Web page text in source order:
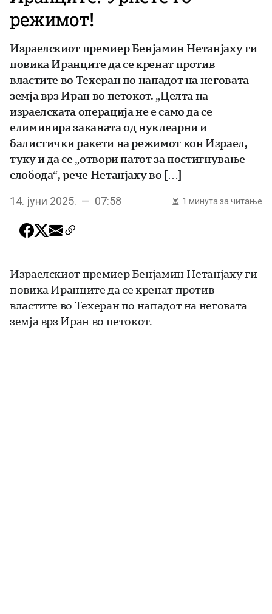
режимот!
Израелскиот премиер Бенјамин Нетанјаху ги
повика Иранците да се кренат против
властите во Техеран по нападот на неговата
земја врз Иран во петокот. „Целта на
израелската операција не е само да се
елиминира заканата од нуклеарни и
балистички ракети на режимот кон Израел,
туку и да се „отвори патот за постигнување
слобода“, рече Нетанјаху во […]
14. јуни 2025. — 07:58 1 минута за читање
Израелскиот премиер Бенјамин Нетанјаху ги
повика Иранците да се кренат против
властите во Техеран по нападот на неговата
земја врз Иран во петокот.